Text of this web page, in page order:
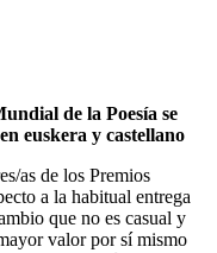
de la Poesía se
euskera y castellano
as de los Premios
a la habitual entrega
que no es casual y
valor por sí mismo